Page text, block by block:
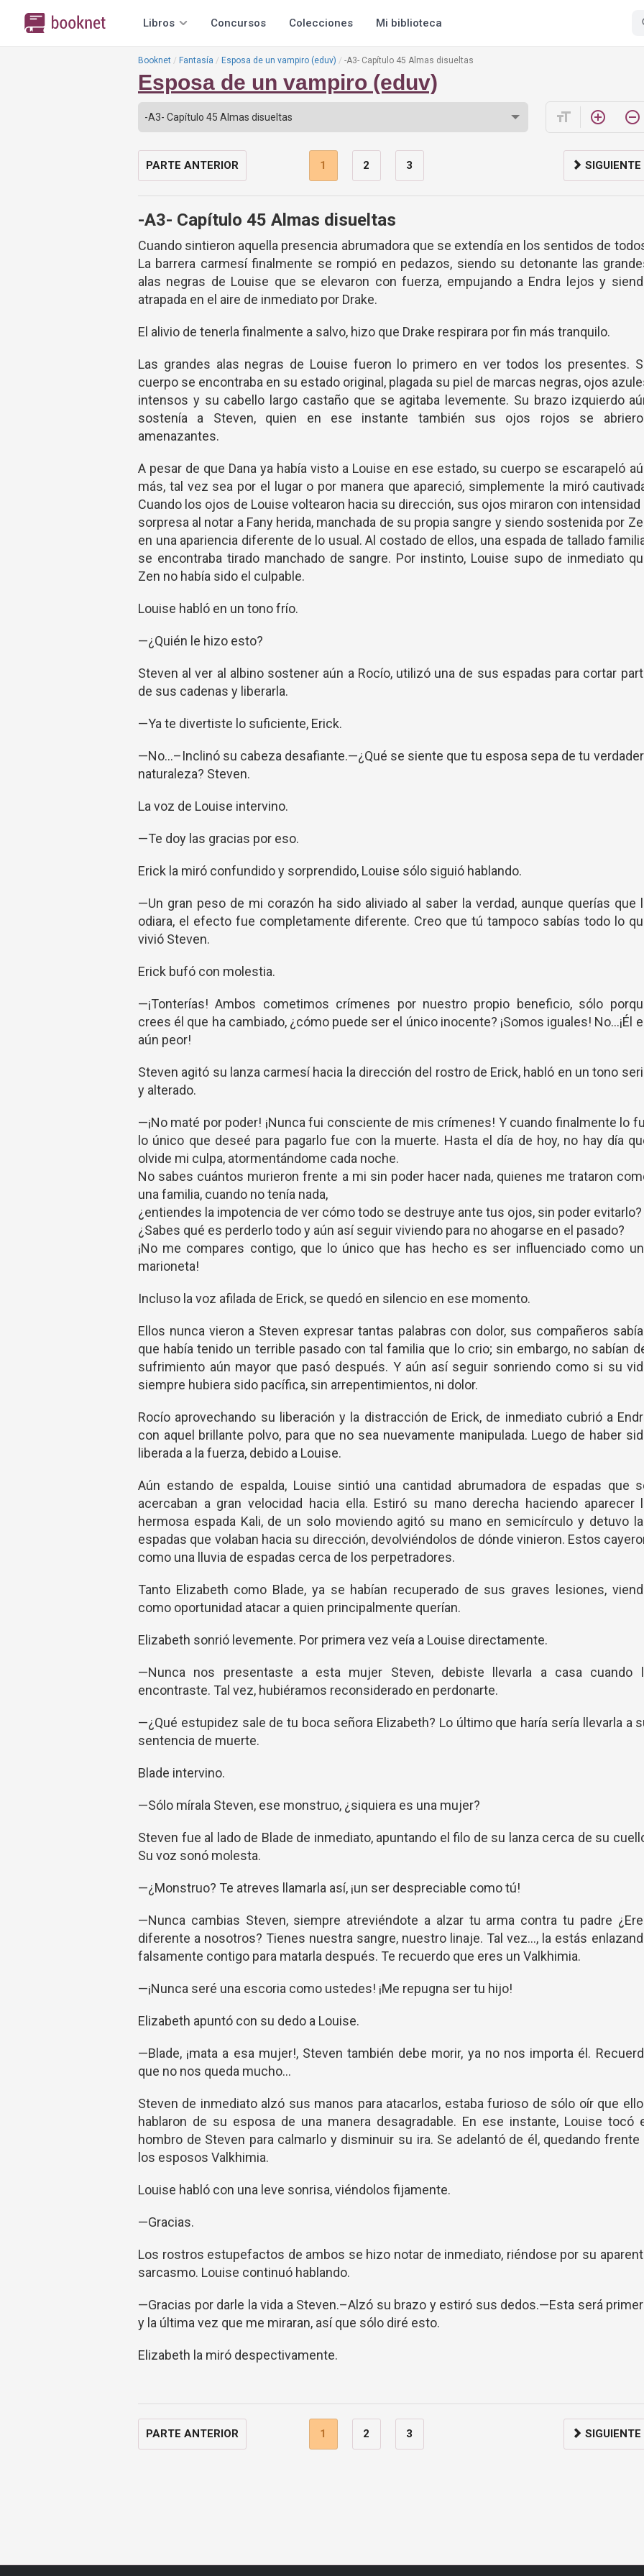
Libros Concursos Colecciones Mi biblioteca
Booknet Fantasía Esposa de un vampiro (eduv) -A3- Capítulo 45 Almas disueltas
Esposa de un vampiro (eduv)
format_size add_circle_outline remove_circle_outline
PARTE ANTERIOR 1 2 3 SIGUIENTE
-A3- Capítulo 45 Almas disueltas
Cuando sintieron aquella presencia abrumadora que se extendía en los sentidos de
La barrera carmesí finalmente se rompió en pedazos, siendo su detonante las
alas negras de Louise que se elevaron con fuerza, empujando a Endra lejos y
atrapada en el aire de inmediato por Drake.
El alivio de tenerla finalmente a salvo, hizo que Drake respirara por fin más tranquilo.
Las grandes alas negras de Louise fueron lo primero en ver todos los presentes.
cuerpo se encontraba en su estado original, plagada su piel de marcas negras, ojos
intensos y su cabello largo castaño que se agitaba levemente. Su brazo izquierdo
sostenía a Steven, quien en ese instante también sus ojos rojos se
amenazantes.
A pesar de que Dana ya había visto a Louise en ese estado, su cuerpo se escarapeló
más, tal vez sea por el lugar o por manera que apareció, simplemente la miró
Cuando los ojos de Louise voltearon hacia su dirección, sus ojos miraron con intensidad
sorpresa al notar a Fany herida, manchada de su propia sangre y siendo sostenida por
en una apariencia diferente de lo usual. Al costado de ellos, una espada de tallado
se encontraba tirado manchado de sangre. Por instinto, Louise supo de inmediato
Zen no había sido el culpable.
Louise habló en un tono frío.
—¿Quién le hizo esto?
Steven al ver al albino sostener aún a Rocío, utilizó una de sus espadas para cortar
de sus cadenas y liberarla.
—Ya te divertiste lo suficiente, Erick.
—No...–Inclinó su cabeza desafiante.—¿Qué se siente que tu esposa sepa de tu
naturaleza? Steven.
La voz de Louise intervino.
—Te doy las gracias por eso.
Erick la miró confundido y sorprendido, Louise sólo siguió hablando.
—Un gran peso de mi corazón ha sido aliviado al saber la verdad, aunque querías que
odiara, el efecto fue completamente diferente. Creo que tú tampoco sabías todo lo
vivió Steven.
Erick bufó con molestia.
—¡Tonterías! Ambos cometimos crímenes por nuestro propio beneficio, sólo
crees él que ha cambiado, ¿cómo puede ser el único inocente? ¡Somos iguales! No...¡Él
aún peor!
Steven agitó su lanza carmesí hacia la dirección del rostro de Erick, habló en un tono
y alterado.
—¡No maté por poder! ¡Nunca fui consciente de mis crímenes! Y cuando finalmente lo
lo único que deseé para pagarlo fue con la muerte. Hasta el día de hoy, no hay día
olvide mi culpa, atormentándome cada noche.
No sabes cuántos murieron frente a mi sin poder hacer nada, quienes me trataron
una familia, cuando no tenía nada,
¿entiendes la impotencia de ver cómo todo se destruye ante tus ojos, sin poder evitarlo?
¿Sabes qué es perderlo todo y aún así seguir viviendo para no ahogarse en el pasado?
¡No me compares contigo, que lo único que has hecho es ser influenciado como
marioneta!
Incluso la voz afilada de Erick, se quedó en silencio en ese momento.
Ellos nunca vieron a Steven expresar tantas palabras con dolor, sus compañeros
que había tenido un terrible pasado con tal familia que lo crio; sin embargo, no sabían
sufrimiento aún mayor que pasó después. Y aún así seguir sonriendo como si su
siempre hubiera sido pacífica, sin arrepentimientos, ni dolor.
Rocío aprovechando su liberación y la distracción de Erick, de inmediato cubrió a
con aquel brillante polvo, para que no sea nuevamente manipulada. Luego de haber
liberada a la fuerza, debido a Louise.
Aún estando de espalda, Louise sintió una cantidad abrumadora de espadas que
acercaban a gran velocidad hacia ella. Estiró su mano derecha haciendo aparecer
hermosa espada Kali, de un solo moviendo agitó su mano en semicírculo y detuvo
espadas que volaban hacia su dirección, devolviéndolos de dónde vinieron. Estos
como una lluvia de espadas cerca de los perpetradores.
Tanto Elizabeth como Blade, ya se habían recuperado de sus graves lesiones,
como oportunidad atacar a quien principalmente querían.
Elizabeth sonrió levemente. Por primera vez veía a Louise directamente.
—Nunca nos presentaste a esta mujer Steven, debiste llevarla a casa cuando
encontraste. Tal vez, hubiéramos reconsiderado en perdonarte.
—¿Qué estupidez sale de tu boca señora Elizabeth? Lo último que haría sería llevarla a
sentencia de muerte.
Blade intervino.
—Sólo mírala Steven, ese monstruo, ¿siquiera es una mujer?
Steven fue al lado de Blade de inmediato, apuntando el filo de su lanza cerca de su
Su voz sonó molesta.
—¿Monstruo? Te atreves llamarla así, ¡un ser despreciable como tú!
—Nunca cambias Steven, siempre atreviéndote a alzar tu arma contra tu padre
diferente a nosotros? Tienes nuestra sangre, nuestro linaje. Tal vez..., la estás
falsamente contigo para matarla después. Te recuerdo que eres un Valkhimia.
—¡Nunca seré una escoria como ustedes! ¡Me repugna ser tu hijo!
Elizabeth apuntó con su dedo a Louise.
—Blade, ¡mata a esa mujer!, Steven también debe morir, ya no nos importa él.
que no nos queda mucho...
Steven de inmediato alzó sus manos para atacarlos, estaba furioso de sólo oír que
hablaron de su esposa de una manera desagradable. En ese instante, Louise tocó
hombro de Steven para calmarlo y disminuir su ira. Se adelantó de él, quedando frente
los esposos Valkhimia.
Louise habló con una leve sonrisa, viéndolos fijamente.
—Gracias.
Los rostros estupefactos de ambos se hizo notar de inmediato, riéndose por su
sarcasmo. Louise continuó hablando.
—Gracias por darle la vida a Steven.–Alzó su brazo y estiró sus dedos.—Esta será
y la última vez que me miraran, así que sólo diré esto.
Elizabeth la miró despectivamente.
PARTE ANTERIOR 1 2 3 SIGUIENTE